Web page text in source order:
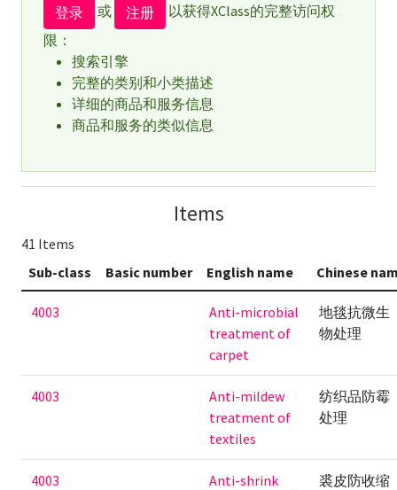
登录 或 注册
以获得XClass的完整访问权
限：
搜索引擎
完整的类别和小类描述
详细的商品和服务信息
商品和服务的类似信息
Items
41 Items
Sub-class
Basic number English name Chinese
4003
Anti-microbial
treatment of
carpet
地毯抗微生
物处理
4003
Anti-mildew
treatment of
textiles
纺织品防霉
处理
4003
Anti-shrink
裘皮防收缩